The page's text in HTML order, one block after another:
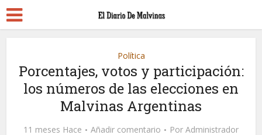
Política
Porcentajes, votos y participación:
los números de las elecciones en
Malvinas Argentinas
11 meses Hace Añadir comentario Por Administrador